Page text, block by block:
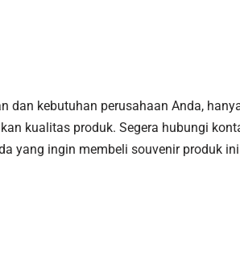
dan kebutuhan perusahaan Anda,
kualitas produk. Segera hubungi
yang ingin membeli souvenir produk